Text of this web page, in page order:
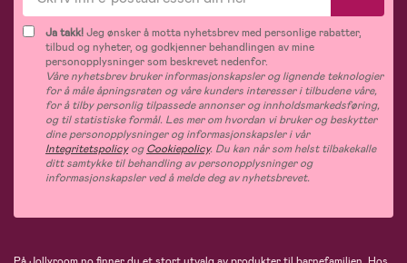
Ja takk!Jeg ønsker å motta nyhetsbrev med personlige rabatter,
tilbud og nyheter, og godkjenner behandlingen av mine
personopplysninger som beskrevet nedenfor.
Våre nyhetsbrev bruker informasjonskapsler og lignende teknologier
for å måle åpningsraten og våre kunders interesser i tilbudene våre,
for å tilby personlig tilpassede annonser og innholdsmarkedsføring,
og til statistiske formål. Les mer om hvordan vi bruker og beskytter
dine personopplysninger og informasjonskapsler i vår
IntegritetspolicyogCookiepolicy. Du kan når som helst tilbakekalle
ditt samtykke til behandling av personopplysninger og
informasjonskapsler ved å melde deg av nyhetsbrevet.